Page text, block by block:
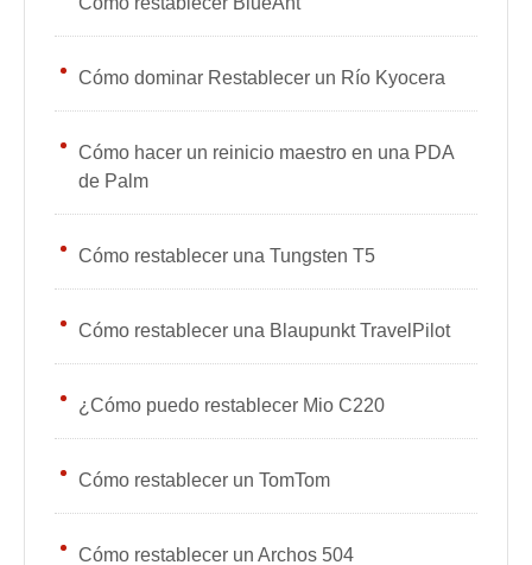
Cómo dominar Restablecer un Río Kyocera
Cómo hacer un reinicio maestro en una PDA
de Palm
Cómo restablecer una Tungsten T5
Cómo restablecer una Blaupunkt TravelPilot
¿Cómo puedo restablecer Mio C220
Cómo restablecer un TomTom
Cómo restablecer un Archos 504